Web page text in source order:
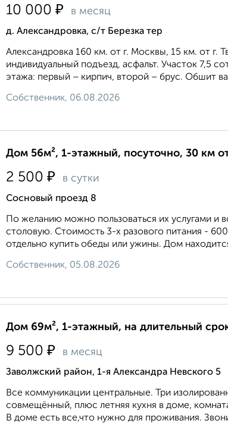
10 000 ₽ в месяц
д. Александровка, с/т Березка тер
Александровка 160 км. от г. Москвы, 15 км. от г.
индивидуальный подъезд, асфальт. Участок 7,5
этажа: первый – кирпич, второй – брус. Обшит
Собственник, 06.08.2026
Дом 56м², 1-этажный, посуточно, 30 км
2 500 ₽ в сутки
Сосновый проезд 8
По желанию можно пользоваться их услугами и
столовую. Стоимость 3-х разового питания -
отдельно купить обеды или ужины. Дом
Собственник, 05.08.2026
Дом 69м², 1-этажный, на длительный
9 500 ₽ в месяц
Заволжский район, 1-я Александра Невского 5
Все коммуникации центральные. Три
совмещённый, плюс летняя кухня в доме,
В доме есть все,что нужно для проживания.